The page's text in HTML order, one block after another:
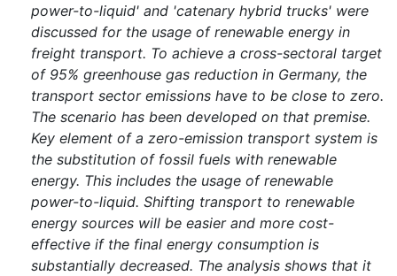
power-to-liquid' and 'catenary hybrid trucks' were
discussed for the usage of renewable energy in
freight transport. To achieve a cross-sectoral target
of 95% greenhouse gas reduction in Germany, the
transport sector emissions have to be close to zero.
The scenario has been developed on that premise.
Key element of a zero-emission transport system is
the substitution of fossil fuels with renewable
energy. This includes the usage of renewable
power-to-liquid. Shifting transport to renewable
energy sources will be easier and more cost-
effective if the final energy consumption is
substantially decreased. The analysis shows that it